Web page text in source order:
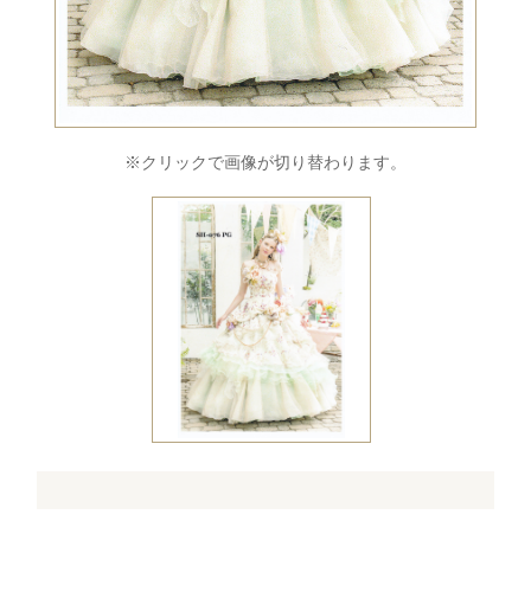
※クリックで画像が切り替わります。